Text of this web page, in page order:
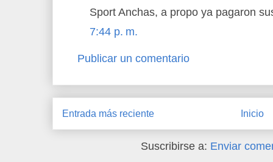
Sport Anchas, a propo ya pagaron
7:44 p. m.
Publicar un comentario
Entrada más reciente Inicio
Suscribirse a: Enviar